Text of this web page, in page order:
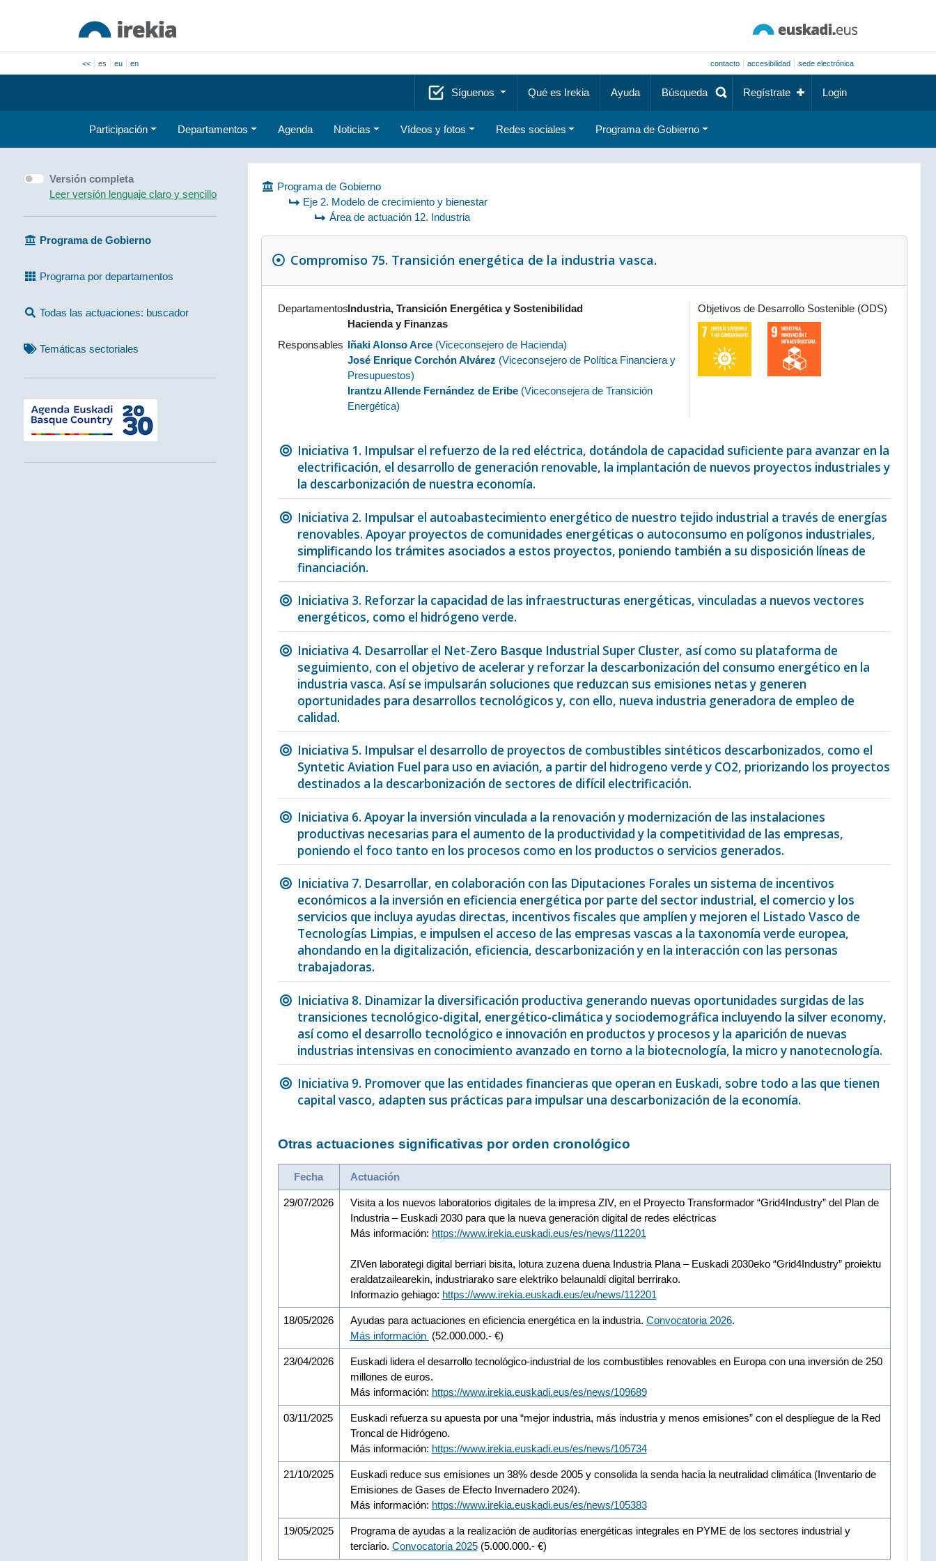
<< es eu en contacto accesibilidad sede electrónica
Síguenos Qué es Irekia Ayuda Búsqueda Regístrate Login
Participación Departamentos Agenda Noticias Vídeos y fotos Redes sociales Programa de Gobierno
Versión completa
Leer versión lenguaje claro y sencillo
Programa de Gobierno
Programa por departamentos
Todas las actuaciones: buscador
Temáticas sectoriales
Programa de Gobierno
Eje 2. Modelo de crecimiento y bienestar
Área de actuación 12. Industria
Compromiso 75. Transición energética de la industria vasca.
DepartamentosIndustria, Transición Energética y Sostenibilidad
Hacienda y Finanzas
Responsables Iñaki Alonso Arce(Viceconsejero de Hacienda)
José Enrique Corchón Alvárez (Viceconsejero de Política Financiera y
Presupuestos)
Irantzu Allende Fernández de Eribe(Viceconsejera de Transición
Energética)
Objetivos de Desarrollo Sostenible (ODS)
Iniciativa 1. Impulsar el refuerzo de la red eléctrica, dotándola de capacidad suficiente para avanzar en la
electrificación, el desarrollo de generación renovable, la implantación de nuevos proyectos industriales y
la descarbonización de nuestra economía.
Iniciativa 2. Impulsar el autoabastecimiento energético de nuestro tejido industrial a través de energías
renovables. Apoyar proyectos de comunidades energéticas o autoconsumo en polígonos industriales,
simplificando los trámites asociados a estos proyectos, poniendo también a su disposición líneas de
financiación.
Iniciativa 3. Reforzar la capacidad de las infraestructuras energéticas, vinculadas a nuevos vectores
energéticos, como el hidrógeno verde.
Iniciativa 4. Desarrollar el Net-Zero Basque Industrial Super Cluster, así como su plataforma de
seguimiento, con el objetivo de acelerar y reforzar la descarbonización del consumo energético en la
industria vasca. Así se impulsarán soluciones que reduzcan sus emisiones netas y generen
oportunidades para desarrollos tecnológicos y, con ello, nueva industria generadora de empleo de
calidad.
Iniciativa 5. Impulsar el desarrollo de proyectos de combustibles sintéticos descarbonizados, como el
Syntetic Aviation Fuel para uso en aviación, a partir del hidrogeno verde y CO2, priorizando los proyectos
destinados a la descarbonización de sectores de difícil electrificación.
Iniciativa 6. Apoyar la inversión vinculada a la renovación y modernización de las instalaciones
productivas necesarias para el aumento de la productividad y la competitividad de las empresas,
poniendo el foco tanto en los procesos como en los productos o servicios generados.
Iniciativa 7. Desarrollar, en colaboración con las Diputaciones Forales un sistema de incentivos
económicos a la inversión en eficiencia energética por parte del sector industrial, el comercio y los
servicios que incluya ayudas directas, incentivos fiscales que amplíen y mejoren el Listado Vasco de
Tecnologías Limpias, e impulsen el acceso de las empresas vascas a la taxonomía verde europea,
ahondando en la digitalización, eficiencia, descarbonización y en la interacción con las personas
trabajadoras.
Iniciativa 8. Dinamizar la diversificación productiva generando nuevas oportunidades surgidas de las
transiciones tecnológico-digital, energético-climática y sociodemográfica incluyendo la silver economy,
así como el desarrollo tecnológico e innovación en productos y procesos y la aparición de nuevas
industrias intensivas en conocimiento avanzado en torno a la biotecnología, la micro y nanotecnología.
Iniciativa 9. Promover que las entidades financieras que operan en Euskadi, sobre todo a las que tienen
capital vasco, adapten sus prácticas para impulsar una descarbonización de la economía.
Otras actuaciones significativas por orden cronológico
Fecha Actuación
29/07/2026
Visita a los nuevos laboratorios digitales de la impresa ZIV, en el Proyecto Transformador “Grid4Industry” del Plan de
Industria – Euskadi 2030 para que la nueva generación digital de redes eléctricas
Más información: https://www.irekia.euskadi.eus/es/news/112201
ZIVen laborategi digital berriari bisita, lotura zuzena duena Industria Plana – Euskadi 2030eko “Grid4Industry” proiektu
eraldatzailearekin, industriarako sare elektriko belaunaldi digital berrirako.
Informazio gehiago: https://www.irekia.euskadi.eus/eu/news/112201
18/05/2026 Ayudas para actuaciones en eficiencia energética en la industria. Convocatoria 2026.
Más información (52.000.000.- €)
23/04/2026
Euskadi lidera el desarrollo tecnológico-industrial de los combustibles renovables en Europa con una inversión de 250
millones de euros.
Más información: https://www.irekia.euskadi.eus/es/news/109689
03/11/2025
Euskadi refuerza su apuesta por una “mejor industria, más industria y menos emisiones” con el despliegue de la Red
Troncal de Hidrógeno.
Más información: https://www.irekia.euskadi.eus/es/news/105734
21/10/2025
Euskadi reduce sus emisiones un 38% desde 2005 y consolida la senda hacia la neutralidad climática (Inventario de
Emisiones de Gases de Efecto Invernadero 2024).
Más información: https://www.irekia.euskadi.eus/es/news/105383
19/05/2025
Programa de ayudas a la realización de auditorías energéticas integrales en PYME de los sectores industrial y
terciario. Convocatoria 2025(5.000.000.- €)